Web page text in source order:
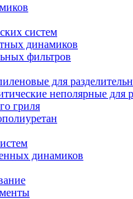
систем
динамиков
фильтров
для
неполярные для
гриля
динамиков